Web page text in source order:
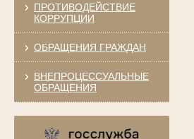
ПРОТИВОДЕЙСТВИЕ
КОРРУПЦИИ
ОБРАЩЕНИЯ ГРАЖДАН
ВНЕПРОЦЕССУАЛЬНЫЕ
ОБРАЩЕНИЯ